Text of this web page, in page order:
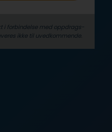
i forbindelse med oppdrags­
ikke til uvedkommende.